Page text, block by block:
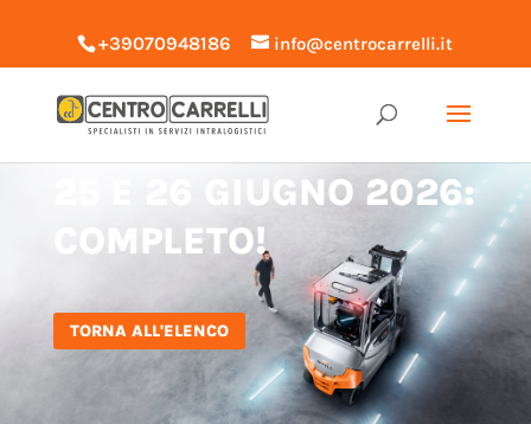
+39070948186 info@centrocarrelli.it
CORSO CARRELLISTI
25 E 26 GIUGNO 2026:
COMPLETO!
TORNA ALL'ELENCO